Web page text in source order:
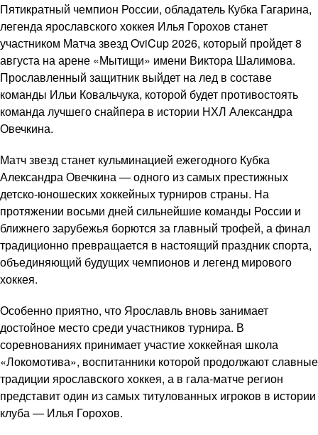
Пятикратный чемпион России, обладатель Кубка Гагарина,
легенда ярославского хоккея Илья Горохов станет
участником Матча звезд OviCup 2026, который пройдет 8
августа на арене «Мытищи» имени Виктора Шалимова.
Прославленный защитник выйдет на лед в составе
команды Ильи Ковальчука, которой будет противостоять
команда лучшего снайпера в истории НХЛ Александра
Овечкина.
Матч звезд станет кульминацией ежегодного Кубка
Александра Овечкина — одного из самых престижных
детско-юношеских хоккейных турниров страны. На
протяжении восьми дней сильнейшие команды России и
ближнего зарубежья борются за главный трофей, а финал
традиционно превращается в настоящий праздник спорта,
объединяющий будущих чемпионов и легенд мирового
хоккея.
Особенно приятно, что Ярославль вновь занимает
достойное место среди участников турнира. В
соревнованиях принимает участие хоккейная школа
«Локомотива», воспитанники которой продолжают славные
традиции ярославского хоккея, а в гала-матче регион
представит один из самых титулованных игроков в истории
клуба — Илья Горохов.